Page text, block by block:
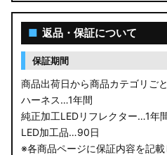
■ 返品・保証について
保証期間
商品出荷日から商品カテゴリご
ハーネス…1年間
純正加工LEDリフレクター…1年
LED加工品…90日
※各商品ページに保証内容を記載